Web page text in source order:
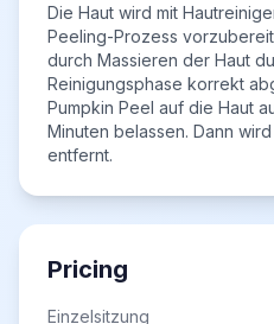
Die Haut wird mit
Peeling-Prozess
durch Massieren der Haut
Reinigungsphase korrekt
Pumpkin Peel auf die Haut
Minuten belassen. Dann
entfernt.
Pricing
Einzelsitzung